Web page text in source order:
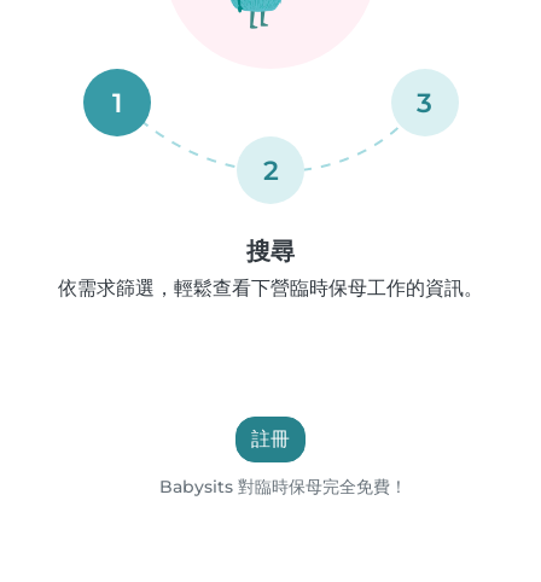
1
2
3
搜尋
依需求篩選，輕鬆查看下營臨時保母工作的資訊。
註冊
Babysits 對臨時保母完全免費！